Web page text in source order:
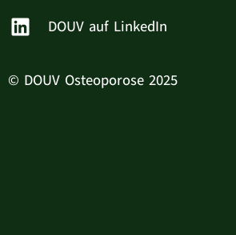
DOUV auf LinkedIn
© DOUV Osteoporose 2025